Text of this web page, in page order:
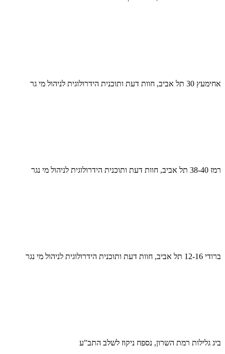
אחימעץ 30 תל אביב, חוות דעת ותוכנית הידרולוגית לניהול מי גר
רמז 38-40 תל אביב, חוות דעת ותוכנית הידרולוגית לניהול מי נגר
ברודי 12-16 תל אביב, חוות דעת ותוכנית הידרולוגית לניהול מי נגר
ביג גלילות רמת השרון, נספח ניקוז לשלב התב"ע